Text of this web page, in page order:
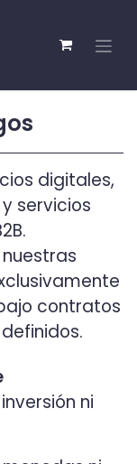
digitales,
servicios
contratos
ni